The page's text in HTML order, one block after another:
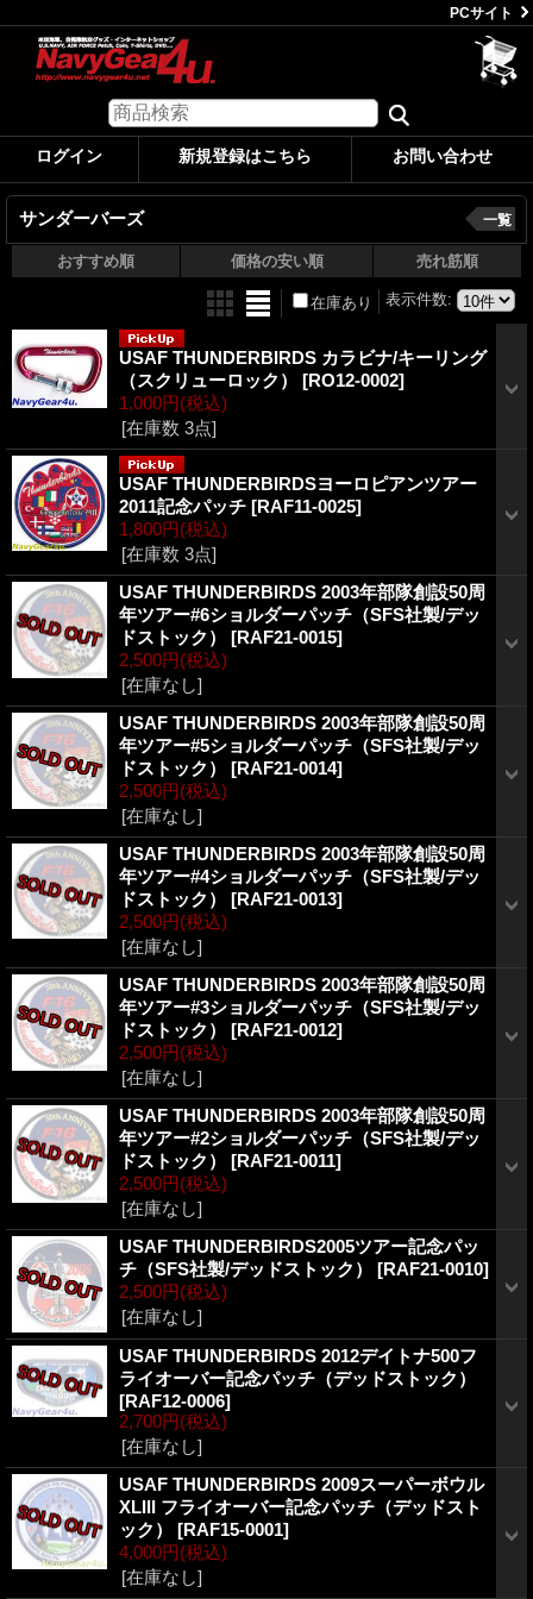
PCサイト
ログイン 新規登録はこちら お問い合わせ
サンダーバーズ 一覧
おすすめ順 価格の安い順 売れ筋順
表示件数:
在庫あり
USAF THUNDERBIRDS カラビナ/キーリング
（スクリューロック） [RO12-0002]
1,000円(税込)
[在庫数 3点]
USAF THUNDERBIRDSヨーロピアンツアー
2011記念パッチ [RAF11-0025]
1,800円(税込)
[在庫数 3点]
USAF THUNDERBIRDS 2003年部隊創設50周
年ツアー#6ショルダーパッチ（SFS社製/デッ
ドストック） [RAF21-0015]
2,500円(税込)
[在庫なし]
USAF THUNDERBIRDS 2003年部隊創設50周
年ツアー#5ショルダーパッチ（SFS社製/デッ
ドストック） [RAF21-0014]
2,500円(税込)
[在庫なし]
USAF THUNDERBIRDS 2003年部隊創設50周
年ツアー#4ショルダーパッチ（SFS社製/デッ
ドストック） [RAF21-0013]
2,500円(税込)
[在庫なし]
USAF THUNDERBIRDS 2003年部隊創設50周
年ツアー#3ショルダーパッチ（SFS社製/デッ
ドストック） [RAF21-0012]
2,500円(税込)
[在庫なし]
USAF THUNDERBIRDS 2003年部隊創設50周
年ツアー#2ショルダーパッチ（SFS社製/デッ
ドストック） [RAF21-0011]
2,500円(税込)
[在庫なし]
USAF THUNDERBIRDS2005ツアー記念パッ
チ（SFS社製/デッドストック） [RAF21-0010]
2,500円(税込)
[在庫なし]
USAF THUNDERBIRDS 2012デイトナ500フ
ライオーバー記念パッチ（デッドストック）
[RAF12-0006]
2,700円(税込)
[在庫なし]
USAF THUNDERBIRDS 2009スーパーボウル
XLIII フライオーバー記念パッチ（デッドスト
ック） [RAF15-0001]
4,000円(税込)
[在庫なし]